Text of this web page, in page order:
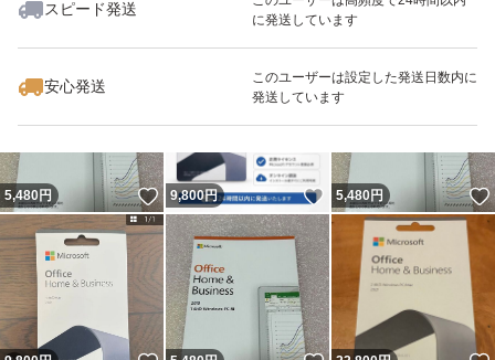
スピード発送
に発送しています
安心発送
このユーザーは設定した発送日数内に
発送しています
いいね！
9,800
5,480円 いいね！
9,800円 いいね！
5,480円